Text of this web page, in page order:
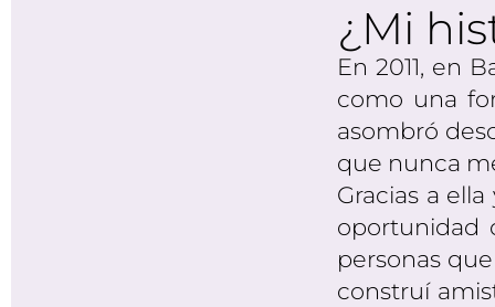
¿Mi
En 2011, en
como una
asombró
que nunca
Gracias a
oportunidad
personas
construí